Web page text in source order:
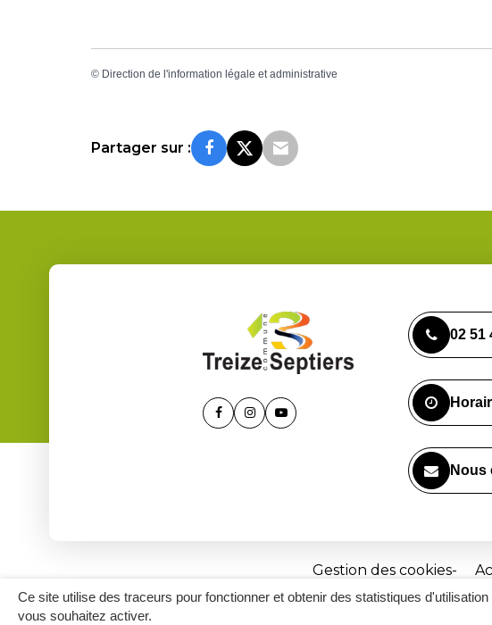
Ce site utilise des traceurs pour fonctionner et obtenir des statistiques
vous souhaitez activer.
© Direction de l'information légale et administrative
Partager sur :
Lien Lien Lien
02 51
Nous
Gestion des cookies